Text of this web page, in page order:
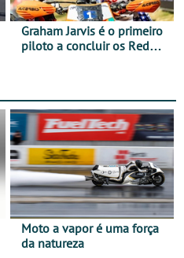
Graham Jarvis é o primeiro
piloto a concluir os Red
Moto a vapor é uma força
da natureza